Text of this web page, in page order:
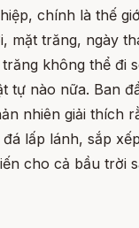
chính là thế
mặt trăng, ngày
không thể đi
tự nào nữa. Ban
nhiên giải thích
lấp lánh, sắp
cho cả bầu trời